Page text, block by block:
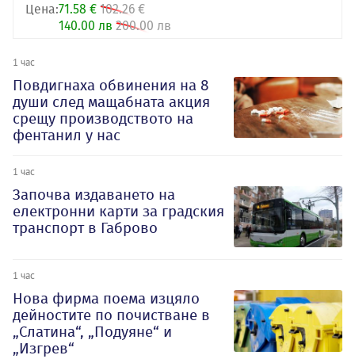
Цена:71.58 € 102.26 €
140.00 лв 200.00 лв
1 час
Повдигнаха обвинения на 8
души след мащабната акция
срещу производството на
фентанил у нас
1 час
Започва издаването на
електронни карти за градския
транспорт в Габрово
1 час
Нова фирма поема изцяло
дейностите по почистване в
„Слатина“, „Подуяне“ и
„Изгрев“